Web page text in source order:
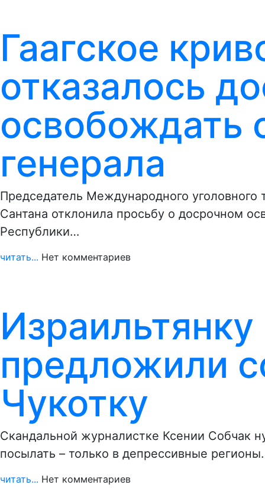
Гаагское
отказалось
освобождать
генерала
Председатель Международного
Сантана отклонила просьбу о досрочном
Республики…
читать... Нет комментариев
предложили
Чукотку
Скандальной журналистке Ксении Собчак
посылать – только в депрессивные
читать... Нет комментариев